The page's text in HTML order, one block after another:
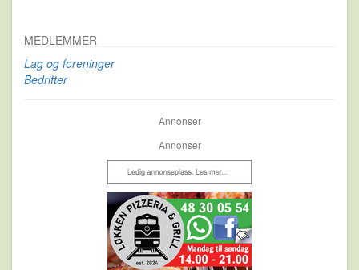
MEDLEMMER
Lag og foreninger
Bedrifter
Annonser
Annonser